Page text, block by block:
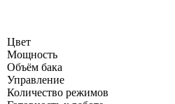
Цвет
Мощность
Объём бака
Управление
Количество режимов